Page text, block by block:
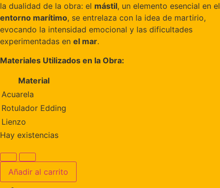
la dualidad de la obra: el mástil, un elemento esencial en el
entorno marítimo, se entrelaza con la idea de martirio,
evocando la intensidad emocional y las dificultades
experimentadas en el mar.
Materiales Utilizados en la Obra:
Material
Acuarela
Rotulador Edding
Lienzo
Hay existencias
Añadir al carrito